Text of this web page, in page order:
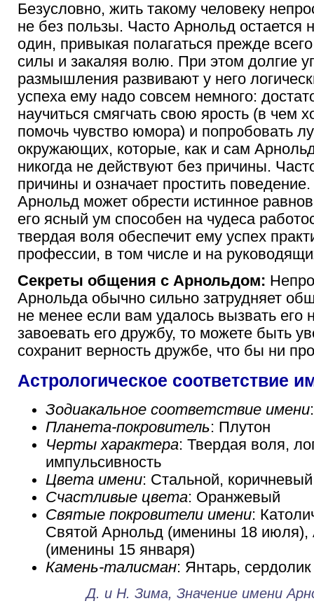
Безусловно, жить такому человеку
не без пользы. Часто Арнольд остается
один, привыкая полагаться прежде
силы и закаляя волю. При этом долгие
размышления развивают у него
успеха ему надо совсем немного:
научиться смягчать свою ярость (в чем
помочь чувство юмора) и попробовать
окружающих, которые, как и сам
никогда не действуют без причины.
причины и означает простить
Арнольд может обрести истинное
его ясный ум способен на чудеса
твердая воля обеспечит ему успех
профессии, в том числе и на
Секреты общения с Арнольдом:
Арнольда обычно сильно затрудняет
не менее если вам удалось вызвать его
завоевать его дружбу, то можете быть
сохранит верность дружбе, что бы ни
Астрологическое соответствие
Зодиакальное соответствие имени
Планета-покровитель: Плутон
Черты характера: Твердая воля,
импульсивность
Цвета имени: Стальной,
Счастливые цвета: Оранжевый
Святые покровители имени:
Святой Арнольд (именины 18 июля),
(именины 15 января)
Камень-талисман: Янтарь, сердолик
Д. и Н. Зима, Значение имени